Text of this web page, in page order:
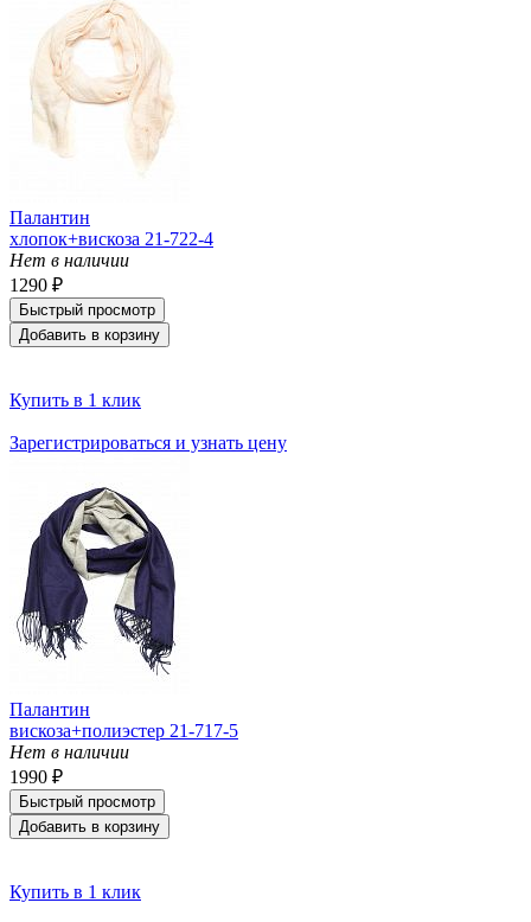
Палантин
хлопок+вискоза 21-722-4
Нет в наличии
1290 ₽
Быстрый просмотр
Добавить в корзину
Купить в 1 клик
Зарегистрироваться и узнать цену
Палантин
вискоза+полиэстер 21-717-5
Нет в наличии
1990 ₽
Быстрый просмотр
Добавить в корзину
Купить в 1 клик